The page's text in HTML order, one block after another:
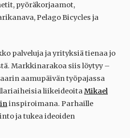
pyöräkorjaamot,
Pelago Bicycles ja
palveluja ja yrityksiä tienaa jo
Markkinarakoa siis löytyy –
aamupäivän työpajassa
liikeideoitaMikael
inspiroimana. Parhaille
ja tukea ideoiden